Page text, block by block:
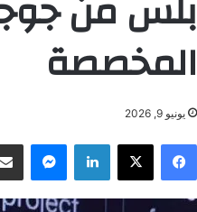
المخصصة
يونيو 9, 2026
فيسبوك لينكدإن